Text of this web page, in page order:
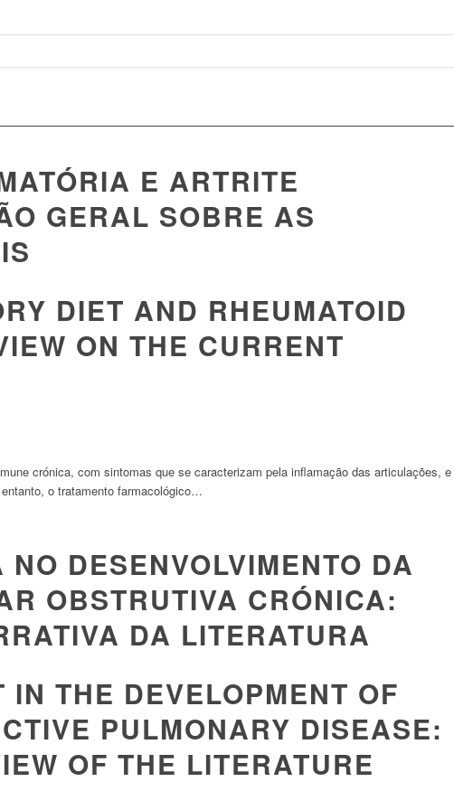
E ARTRITE
GERAL SOBRE AS
DIET AND RHEUMATOID
ON THE CURRENT
crónica, com sintomas que se caracterizam pela inflamação das articulações, e
o tratamento farmacológico…
DESENVOLVIMENTO DA
OBSTRUTIVA CRÓNICA:
DA LITERATURA
THE DEVELOPMENT OF
PULMONARY DISEASE:
OF THE LITERATURE